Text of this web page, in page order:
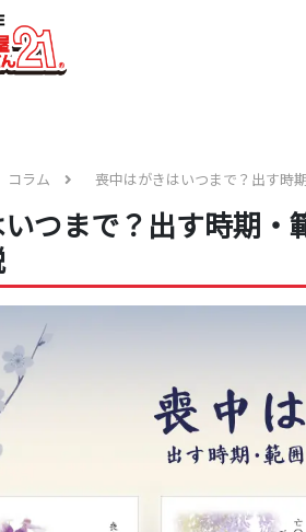
コラム 喪中はがきはいつまで？出す時
つまで？出す時期